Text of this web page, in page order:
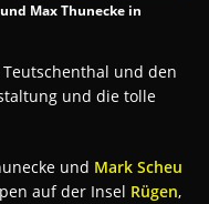
Max Thunecke in
und den
und die tolle
und Mark Scheu
auf der Insel Rügen,